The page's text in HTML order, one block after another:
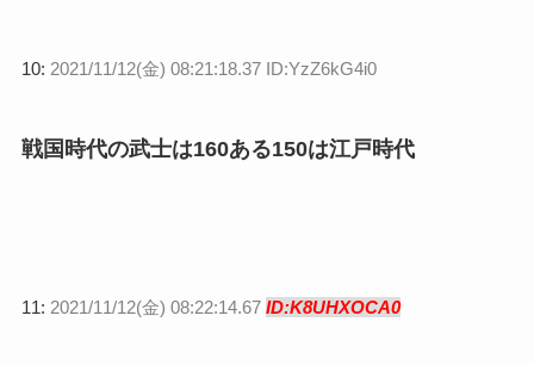
10: 2021/11/12(金) 08:21:18.37 ID:YzZ6kG4i0
戦国時代の武士は160ある150は江戸時代
11: 2021/11/12(金) 08:22:14.67 ID:K8UHXOCA0